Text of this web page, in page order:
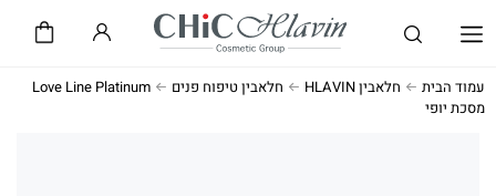
עמוד הבית חלאבין HLAVIN חלאבין טיפוח פנים
Love Line Platinum
מסכת יופי